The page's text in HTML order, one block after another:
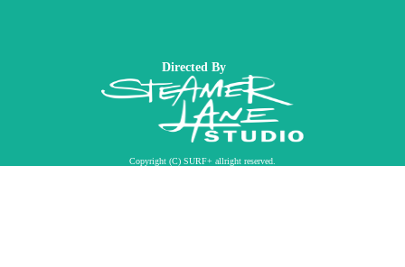
Directed By
Copyright (C) SURF+ allright reserved.